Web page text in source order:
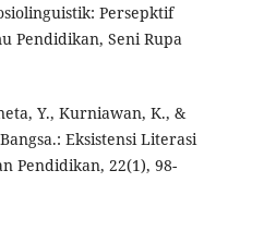
Persepktif
Pendidikan, Seni Rupa
Y., Kurniawan, K., &
Eksistensi Literasi
Pendidikan, 22(1), 98-